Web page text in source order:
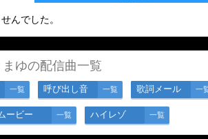
んでした。
ゆの配信曲一覧
一覧 呼び出し音 一覧 歌詞メール 一
ービー 一覧 ハイレゾ 一覧